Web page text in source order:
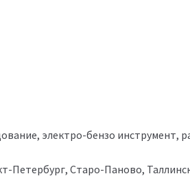
электро-бензо инструмент,
Петербург, Старо-Паново,